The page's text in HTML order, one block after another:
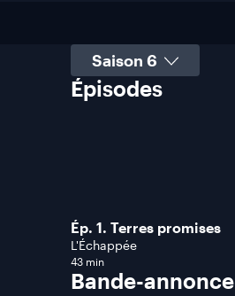
Sélectionner une saison
Épisodes
Ép. 1. Terres promises
L'Échappée
43 min
Bande-annonce